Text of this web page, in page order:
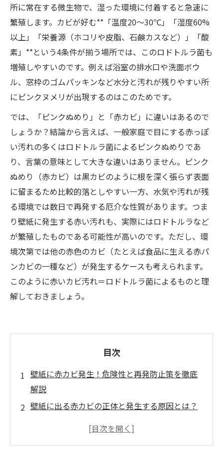
所に常在する微生物で、湿った環境に付着すると急速に
繁殖します。カビが好む**「温度20～30℃」「湿度60%
以上」「栄養源（ホコリや皮脂、石鹸カスなど）」「酸
素」**という4条件が揃う場所では、このロドトルラ菌も
増殖しやすいのです。例えば浴室の排水口や洗面ボウ
ル、窓枠のゴムパッキンなど水分と汚れが残りやすい所
にピンクヌメリが出現するのはこのためです。
では、「ピンクぬめり」と「赤カビ」に違いはあるので
しょうか？結論から言えば、一般家庭で目にする赤っぽ
い汚れの多くはロドトルラ菌によるピンクぬめりであ
り、言葉の意味として大きな違いはありません。ピンク
ぬめり（赤カビ）は黒カビのように根を深く張らず表面
に留まるため比較的落としやすい一方、水気や汚れが残
る環境では数日で再発する厄介な性質があります。つま
り壁紙に発生する赤い汚れも、実際にはロドトルラなど
が繁殖したものである可能性が高いのです。ただし、環
境次第では他の赤色のカビ（たとえば食品に生える赤パ
ンカビの一種など）が発生するケースも考えられます。
このように赤いカビ汚れ＝ロドトルラ菌によるものと理
解しておきましょう。
目次
壁紙に赤カビ発生！危険性と再発防止策を徹底
解説
壁紙に出る赤カビの正体と発生する原因とは？
赤カビは本当に危険？子ども・高齢者に与える